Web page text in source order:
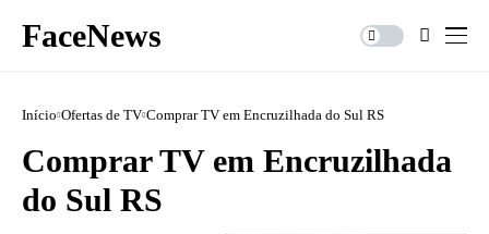
FaceNews
Início Ofertas de TV Comprar TV em Encruzilhada do Sul RS
Comprar TV em Encruzilhada
do Sul RS